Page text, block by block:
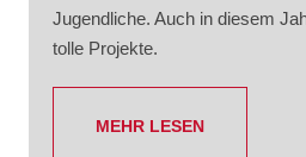
Jugendliche. Auch in diesem
tolle Projekte.
MEHR LESEN